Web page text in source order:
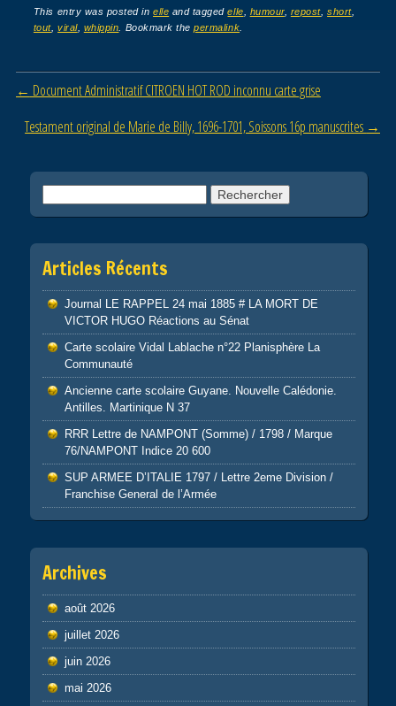
c
e
b
o
o
tt
er
ail
ta
g
er
This entry was posted inelle and taggedelle humour, repost ,short,
tout ,viral, whippin . Bookmark thepermalink
Post navigation
← Document Administratif CITROEN HOT ROD inconnu carte grise
Testament original de Marie de Billy, 1696-1701, Soissons 16p manuscrites →
Articles Récents
Journal LE RAPPEL 24 mai 1885 # LA MORT DE
VICTOR HUGO Réactions au Sénat
Carte scolaire Vidal Lablache n°22 Planisphère La
Communauté
Ancienne carte scolaire Guyane. Nouvelle Calédonie.
Antilles. Martinique N 37
RRR Lettre de NAMPONT (Somme) / 1798 / Marque
76/NAMPONT Indice 20 600
SUP ARMEE D’ITALIE 1797 / Lettre 2eme Division /
Franchise General de l’Armée
Archives
août 2026
juillet 2026
juin 2026
mai 2026